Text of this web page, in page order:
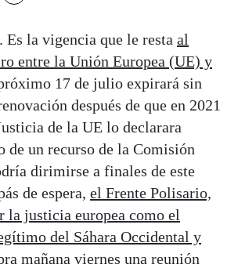
Es la vigencia que le resta al
entre la Unión Europea (UE) y
17 de julio expirará sin
después de que en 2021
de la UE lo declarara
de un recurso de la Comisión
dirimirse a finales de este
de espera, el Frente Polisario,
la justicia europea como el
del Sáhara Occidental y
mañana viernes una reunión